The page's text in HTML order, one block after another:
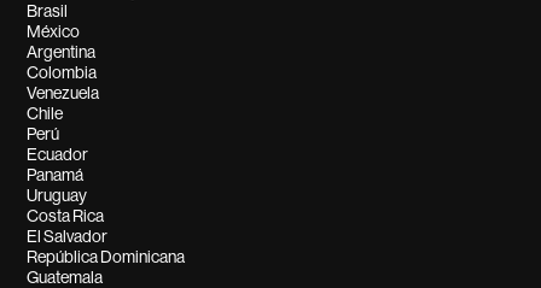
Brasil
México
Argentina
Colombia
Venezuela
Chile
Perú
Ecuador
Panamá
Uruguay
Costa Rica
El Salvador
República Dominicana
Guatemala